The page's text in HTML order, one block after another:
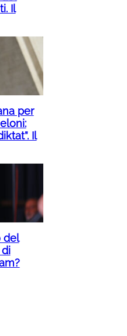
Il
per
Il
del